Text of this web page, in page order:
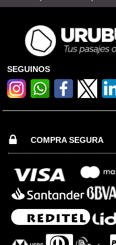
SEGUINOS
COMPRA SEGURA